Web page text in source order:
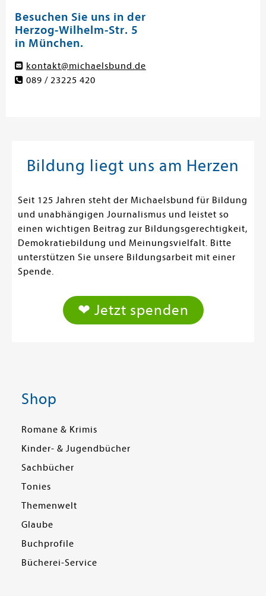
Besuchen Sie uns in der
Herzog-Wilhelm-Str. 5
in München.
kontakt@michaelsbund.de
089 / 23225 420
Bildung liegt uns am Herzen
Seit 125 Jahren steht der Michaelsbund für Bildung
und unabhängigen Journalismus und leistet so
einen wichtigen Beitrag zur Bildungsgerechtigkeit,
Demokratiebildung und Meinungsvielfalt. Bitte
unterstützen Sie unsere Bildungsarbeit mit einer
Spende.
❤ Jetzt spenden
Shop
Romane & Krimis
Kinder- & Jugendbücher
Sachbücher
Tonies
Themenwelt
Glaube
Buchprofile
Bücherei-Service